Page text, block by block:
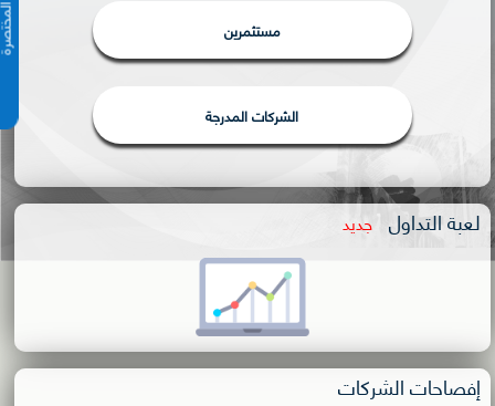
مستثمرين
الشركات المدرجة
لعبة التداول جديد
إفصاحات الشركات